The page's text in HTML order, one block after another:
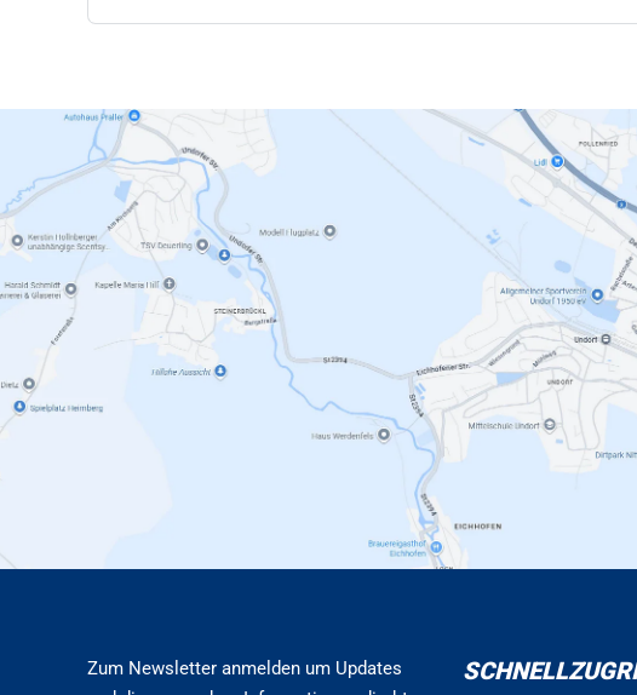
Zum Newsletter anmelden um Updates